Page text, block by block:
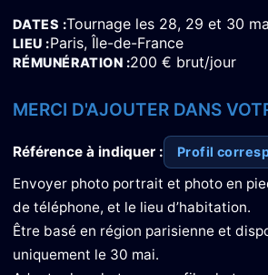
DATES Tournage les 28, 29 et 30
LIEU Paris, Île-de-France
RÉMUNÉRATION 200 € brut/jour
MERCI D'AJOUTER DANS
Référence à indiquer : Profil
Envoyer photo portrait et photo en
de téléphone, et le lieu d’habitation.
Être basé en région parisienne et
uniquement le 30 mai.